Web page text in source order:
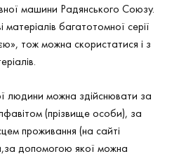
машини Радянського Союзу.
багатотомної серії
тож можна скористатися і з
людини можна здійснювати за
(прізвище особи), за
проживання (на сайті
допомогою якої можна